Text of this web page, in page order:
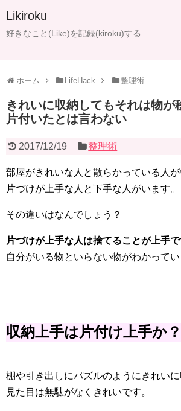
Likiroku
好きなこと(Like)を記録(kiroku)する
ホーム LifeHack 整理術
きれいに収納してもそれは物が
片付いたとは言わない
2017/12/19 整理術
部屋がきれいな人と散らかっている人が
片づけが上手な人と下手な人がいます。
その違いはなんでしょう？
片づけが上手な人は捨てることが上手で
自分がいる物といらない物がわかってい
収納上手は片付け上手か？
棚や引き出しにパズルのようにきれいに
見た目は無駄がなくきれいです。